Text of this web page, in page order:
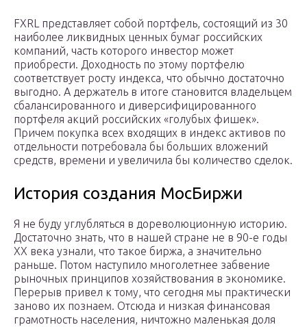
FXRL представляет собой портфель, состоящий из 30
наиболее ликвидных ценных бумаг российских
компаний, часть которого инвестор может
приобрести. Доходность по этому портфелю
соответствует росту индекса, что обычно достаточно
выгодно. А держатель в итоге становится владельцем
сбалансированного и диверсифицированного
портфеля акций российских «голубых фишек».
Причем покупка всех входящих в индекс активов по
отдельности потребовала бы больших вложений
средств, времени и увеличила бы количество сделок.
История создания МосБиржи
Я не буду углубляться в дореволюционную историю.
Достаточно знать, что в нашей стране не в 90-е годы
XX века узнали, что такое биржа, а значительно
раньше. Потом наступило многолетнее забвение
рыночных принципов хозяйствования в экономике.
Перерыв привел к тому, что сегодня мы практически
заново их познаем. Отсюда и низкая финансовая
грамотность населения, ничтожно маленькая доля